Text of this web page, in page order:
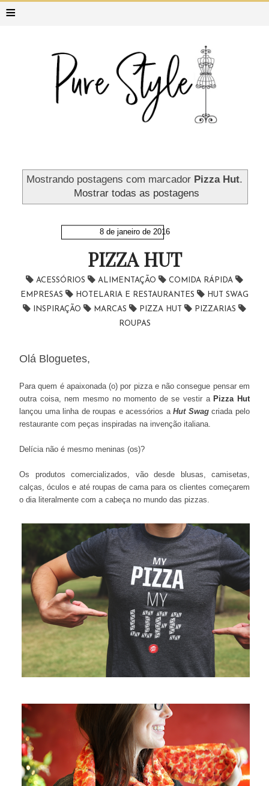
≡
Mostrando postagens com marcador Pizza Hut.
Mostrar todas as postagens
8 de janeiro de 2016
PIZZA HUT
ACESSÓRIOS ALIMENTAÇÃO
COMIDA RÁPIDA
EMPRESAS
HOTELARIA E RESTAURANTES
HUT SWAG
INSPIRAÇÃO
MARCAS PIZZA HUT
PIZZARIAS
ROUPAS
Olá Bloguetes,
Para quem é apaixonada (o) por pizza e não consegue pensar em
outra coisa, nem mesmo no momento de se vestir a Pizza Hut
lançou uma linha de roupas e acessórios aHut Swagcriada pelo
restaurante com peças inspiradas na invenção italiana.
Delícia não é mesmo meninas (os)?
Os produtos comercializados, vão desde blusas, camisetas,
calças, óculos e até roupas de cama para os clientes começarem
o dia literalmente com a cabeça no mundo das pizzas.